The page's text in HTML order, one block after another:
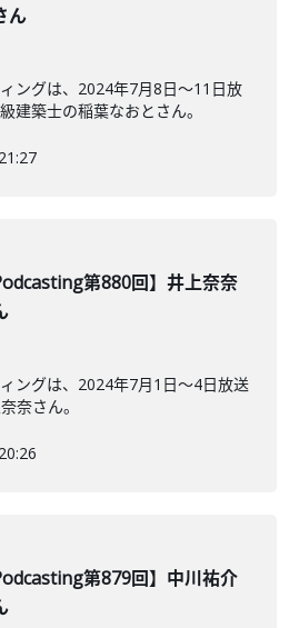
ん
ングは、2024年7月8日〜11日放
建築士の稲葉なおとさん。
第880回】井上奈奈
ングは、2024年7月1日〜4日放送
奈さん。
第879回】中川祐介